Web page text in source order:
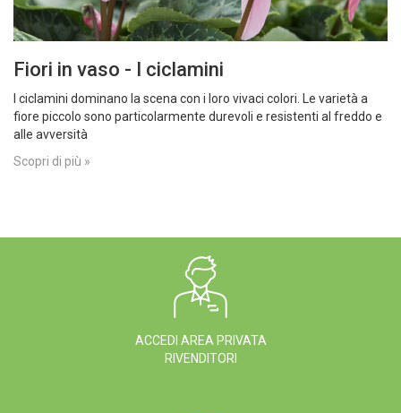
Fiori in vaso - I ciclamini
I ciclamini dominano la scena con i loro vivaci colori. Le varietà a
fiore piccolo sono particolarmente durevoli e resistenti al freddo e
alle avversità
Scopri di più »
ACCEDI AREA PRIVATA
RIVENDITORI